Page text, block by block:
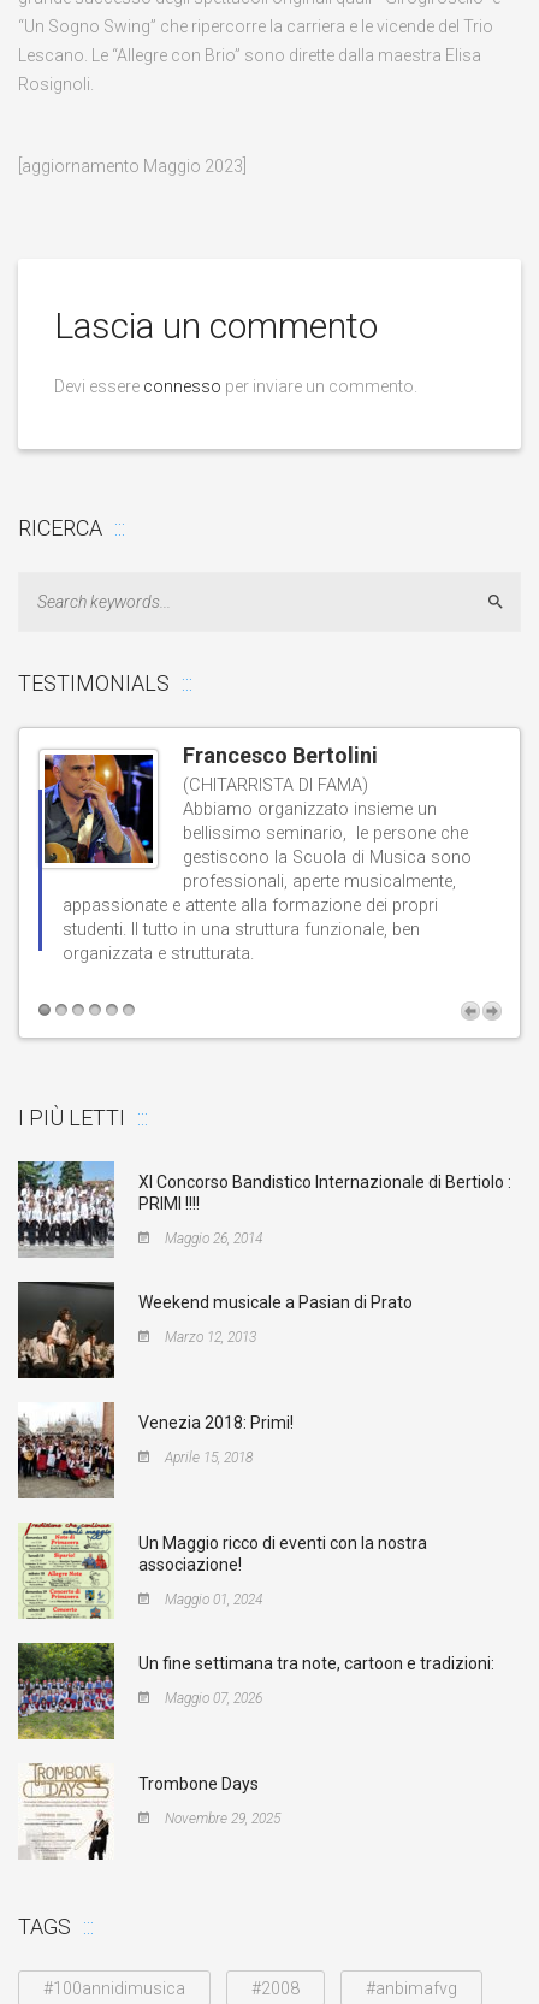
“Un Sogno Swing” che ripercorre la carriera e le vicende del Trio
Lescano. Le “Allegre con Brio” sono dirette dalla maestra Elisa
Rosignoli.
[aggiornamento Maggio 2023]
Lascia un commento
Devi essere connesso per inviare un commento.
RICERCA
TESTIMONIALS
Francesco Bertolini
(CHITARRISTA DI FAMA)
Abbiamo organizzato insieme un
bellissimo seminario, le persone che
gestiscono la Scuola di Musica sono
professionali, aperte musicalmente,
appassionate e attente alla formazione dei propri
studenti. Il tutto in una struttura funzionale, ben
organizzata e strutturata.
I PIÙ LETTI
XI Concorso Bandistico Internazionale di Bertiolo :
PRIMI !!!!
Maggio 26, 2014
Weekend musicale a Pasian di Prato
Marzo 12, 2013
Venezia 2018: Primi!
Aprile 15, 2018
Un Maggio ricco di eventi con la nostra
associazione!
Maggio 01, 2024
Un fine settimana tra note, cartoon e tradizioni:
Maggio 07, 2026
Trombone Days
Novembre 29, 2025
TAGS
#100annidimusica #2008 #anbimafvg